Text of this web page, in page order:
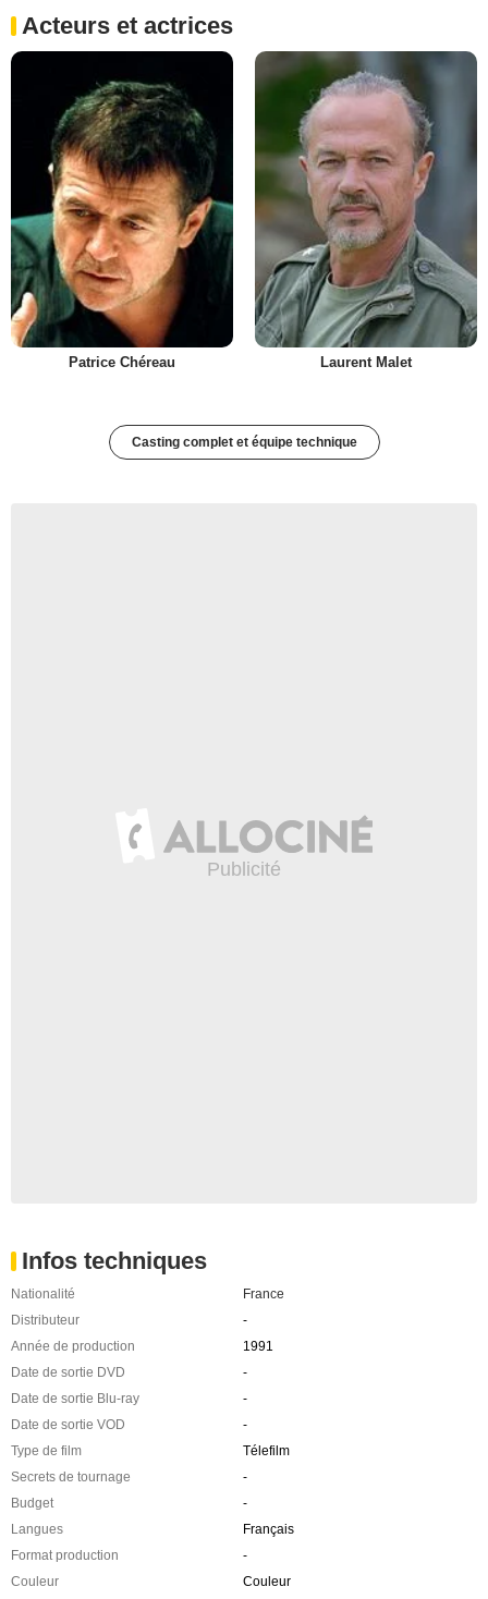
Acteurs et actrices
Patrice Chéreau Laurent Malet
Casting complet et équipe technique
Infos techniques
Nationalité
France
Distributeur
-
Année de production
1991
Date de sortie DVD
-
Date de sortie Blu-ray
-
Date de sortie VOD
-
Type de film
Télefilm
Secrets de tournage
-
Budget
-
Langues
Français
Format production
-
Couleur
Couleur